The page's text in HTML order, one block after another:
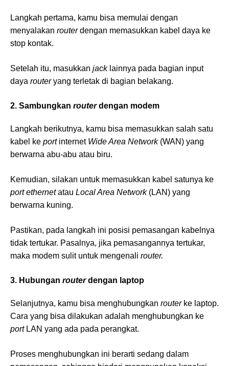
Langkah pertama, kamu bisa memulai dengan
menyalakan routerdengan memasukkan kabel daya ke
stop kontak.
Setelah itu, masukkan jack lainnya pada bagian input
daya routeryang terletak di bagian belakang.
2. Sambungkan routerdengan modem
Langkah berikutnya, kamu bisa memasukkan salah satu
kabel ke port internet Wide Area Network (WAN) yang
berwarna abu-abu atau biru.
Kemudian, silakan untuk memasukkan kabel satunya ke
port ethernetatau Local Area Network (LAN) yang
berwarna kuning.
Pastikan, pada langkah ini posisi pemasangan kabelnya
tidak tertukar. Pasalnya, jika pemasangannya tertukar,
maka modem sulit untuk mengenali router.
3. Hubungan routerdengan laptop
Selanjutnya, kamu bisa menghubungkan router ke laptop.
Cara yang bisa dilakukan adalah menghubungkan ke
port LAN yang ada pada perangkat.
Proses menghubungkan ini berarti sedang dalam